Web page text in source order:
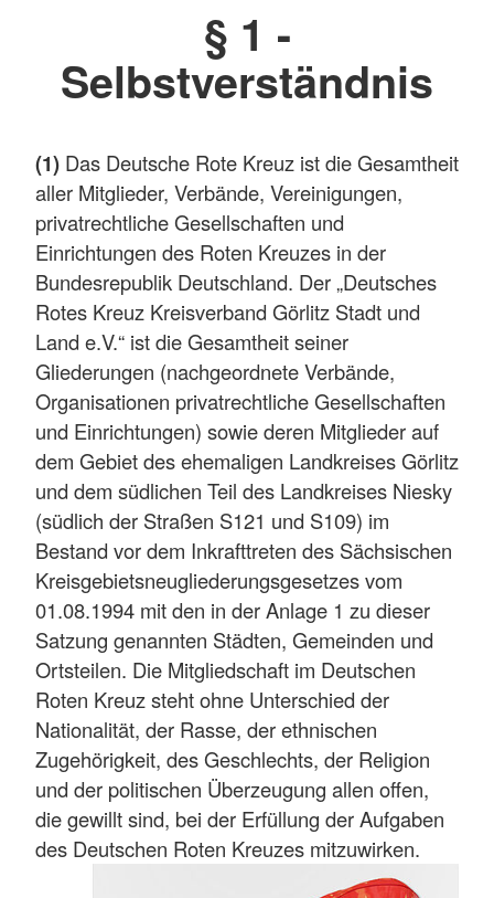
§ 1 -
Selbstverständnis
(1) Das Deutsche Rote Kreuz ist die Gesamtheit
aller Mitglieder, Verbände, Vereinigungen,
privatrechtliche Gesellschaften und
Einrichtungen des Roten Kreuzes in der
Bundesrepublik Deutschland. Der „Deutsches
Rotes Kreuz Kreisverband Görlitz Stadt und
Land e.V.“ ist die Gesamtheit seiner
Gliederungen (nachgeordnete Verbände,
Organisationen privatrechtliche Gesellschaften
und Einrichtungen) sowie deren Mitglieder auf
dem Gebiet des ehemaligen Landkreises Görlitz
und dem südlichen Teil des Landkreises Niesky
(südlich der Straßen S121 und S109) im
Bestand vor dem Inkrafttreten des Sächsischen
Kreisgebietsneugliederungsgesetzes vom
01.08.1994 mit den in der Anlage 1 zu dieser
Satzung genannten Städten, Gemeinden und
Ortsteilen. Die Mitgliedschaft im Deutschen
Roten Kreuz steht ohne Unterschied der
Nationalität, der Rasse, der ethnischen
Zugehörigkeit, des Geschlechts, der Religion
und der politischen Überzeugung allen offen,
die gewillt sind, bei der Erfüllung der Aufgaben
des Deutschen Roten Kreuzes mitzuwirken.